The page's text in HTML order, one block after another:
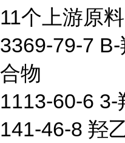
11个上游原料
3369-79-7
合物
1113-60-6 3-
141-46-8 羟